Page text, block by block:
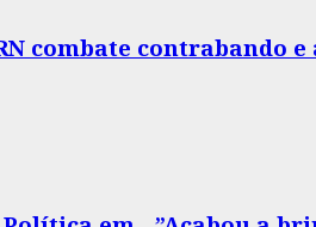
combate contrabando